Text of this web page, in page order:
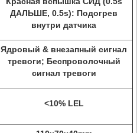
ДАЛЬШЕ, 0.5s): Подогрев
внутри датчика
Ядровый & внезапный сигнал
тревоги; Беспроволочный
сигнал тревоги
<10% LEL